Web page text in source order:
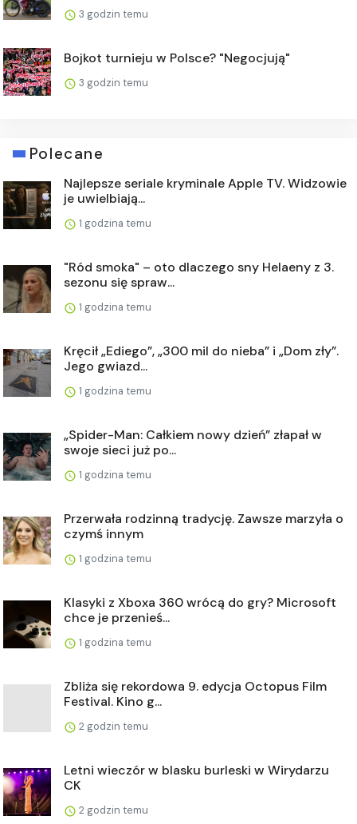
3 godzin temu
Bojkot turnieju w Polsce? "Negocjują"
3 godzin temu
Polecane
Najlepsze seriale kryminale Apple TV. Widzowie
je uwielbiają...
1 godzina temu
"Ród smoka" – oto dlaczego sny Helaeny z 3.
sezonu się spraw...
1 godzina temu
Kręcił „Ediego”, „300 mil do nieba” i „Dom zły”.
Jego gwiazd...
1 godzina temu
„Spider-Man: Całkiem nowy dzień” złapał w
swoje sieci już po...
1 godzina temu
Przerwała rodzinną tradycję. Zawsze marzyła o
czymś innym
1 godzina temu
Klasyki z Xboxa 360 wrócą do gry? Microsoft
chce je przenieś...
1 godzina temu
Zbliża się rekordowa 9. edycja Octopus Film
Festival. Kino g...
2 godzin temu
Letni wieczór w blasku burleski w Wirydarzu
CK
2 godzin temu